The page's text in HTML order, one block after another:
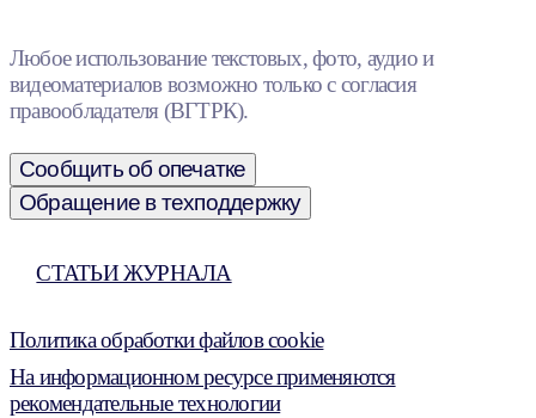
Любое использование текстовых, фото, аудио и
видеоматериалов возможно только с согласия
правообладателя (ВГТРК).
Сообщить об опечатке
Обращение в техподдержку
СТАТЬИ ЖУРНАЛА
Политика обработки файлов cookie
На информационном ресурсе применяются
рекомендательные технологии